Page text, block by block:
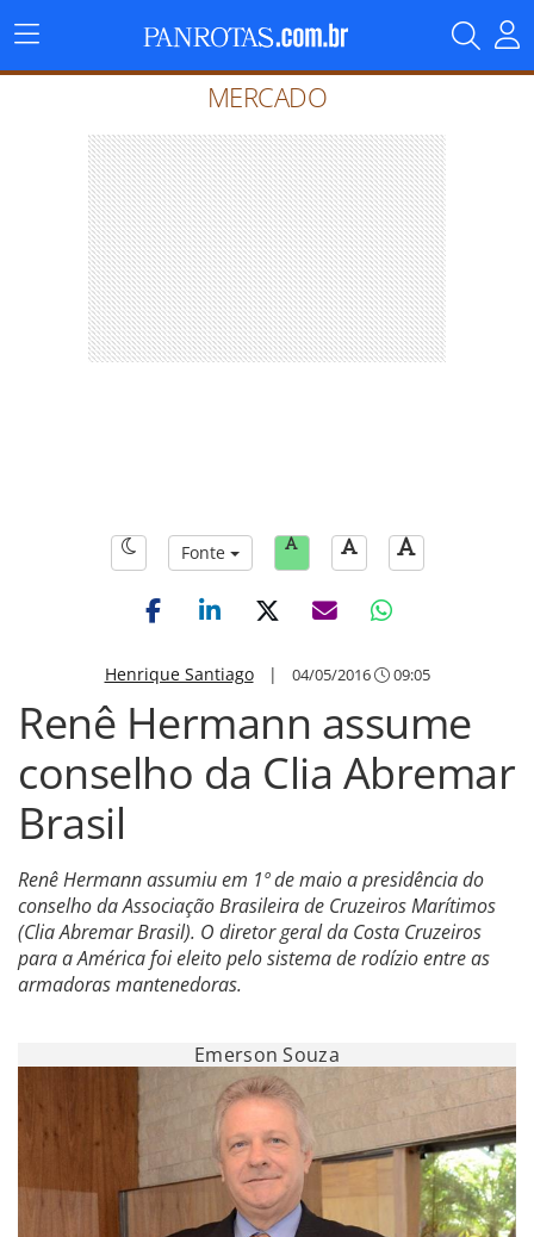
Menu
Principal
MERCADO
Fonte
Henrique Santiago| 04/05/2016 09:05
Renê Hermann assume
conselho da Clia Abremar
Brasil
Renê Hermann assumiu em 1º de maio a presidência do
conselho da Associação Brasileira de Cruzeiros Marítimos
(Clia Abremar Brasil). O diretor geral da Costa Cruzeiros
para a América foi eleito pelo sistema de rodízio entre as
armadoras mantenedoras.
Emerson Souza